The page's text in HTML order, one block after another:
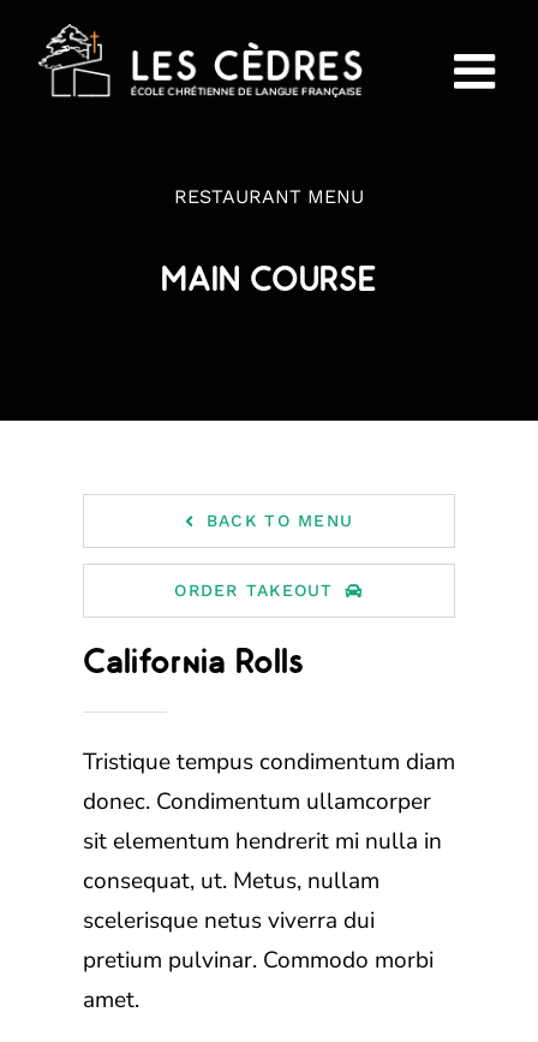
contenu
RESTAURANT MENU
MAIN COURSE
BACK TO MENU
ORDER TAKEOUT
California Rolls
Tristique tempus condimentum diam
donec. Condimentum ullamcorper
sit elementum hendrerit mi nulla in
consequat, ut. Metus, nullam
scelerisque netus viverra dui
pretium pulvinar. Commodo morbi
amet.